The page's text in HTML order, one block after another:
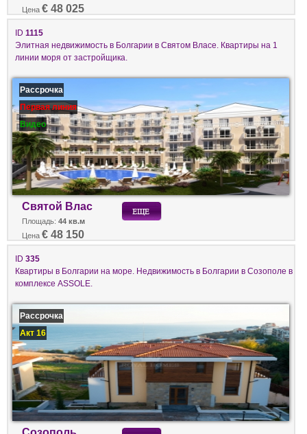
Цена € 48 025
ID 1115
Элитная недвижимость в Болгарии в Святом Власе. Квартиры на 1
линии моря от застройщика.
Рассрочка
Первая линия
Видео
Святой Влас
Площадь: 44 кв.м
Цена € 48 150
ID 335
Квартиры в Болгарии на море. Недвижимость в Болгарии в Созополе в
комплексе ASSOLE.
Рассрочка
Акт 16